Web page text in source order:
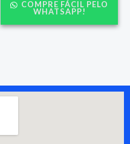
COMPRE FÁCIL PELO
WHATSAPP!